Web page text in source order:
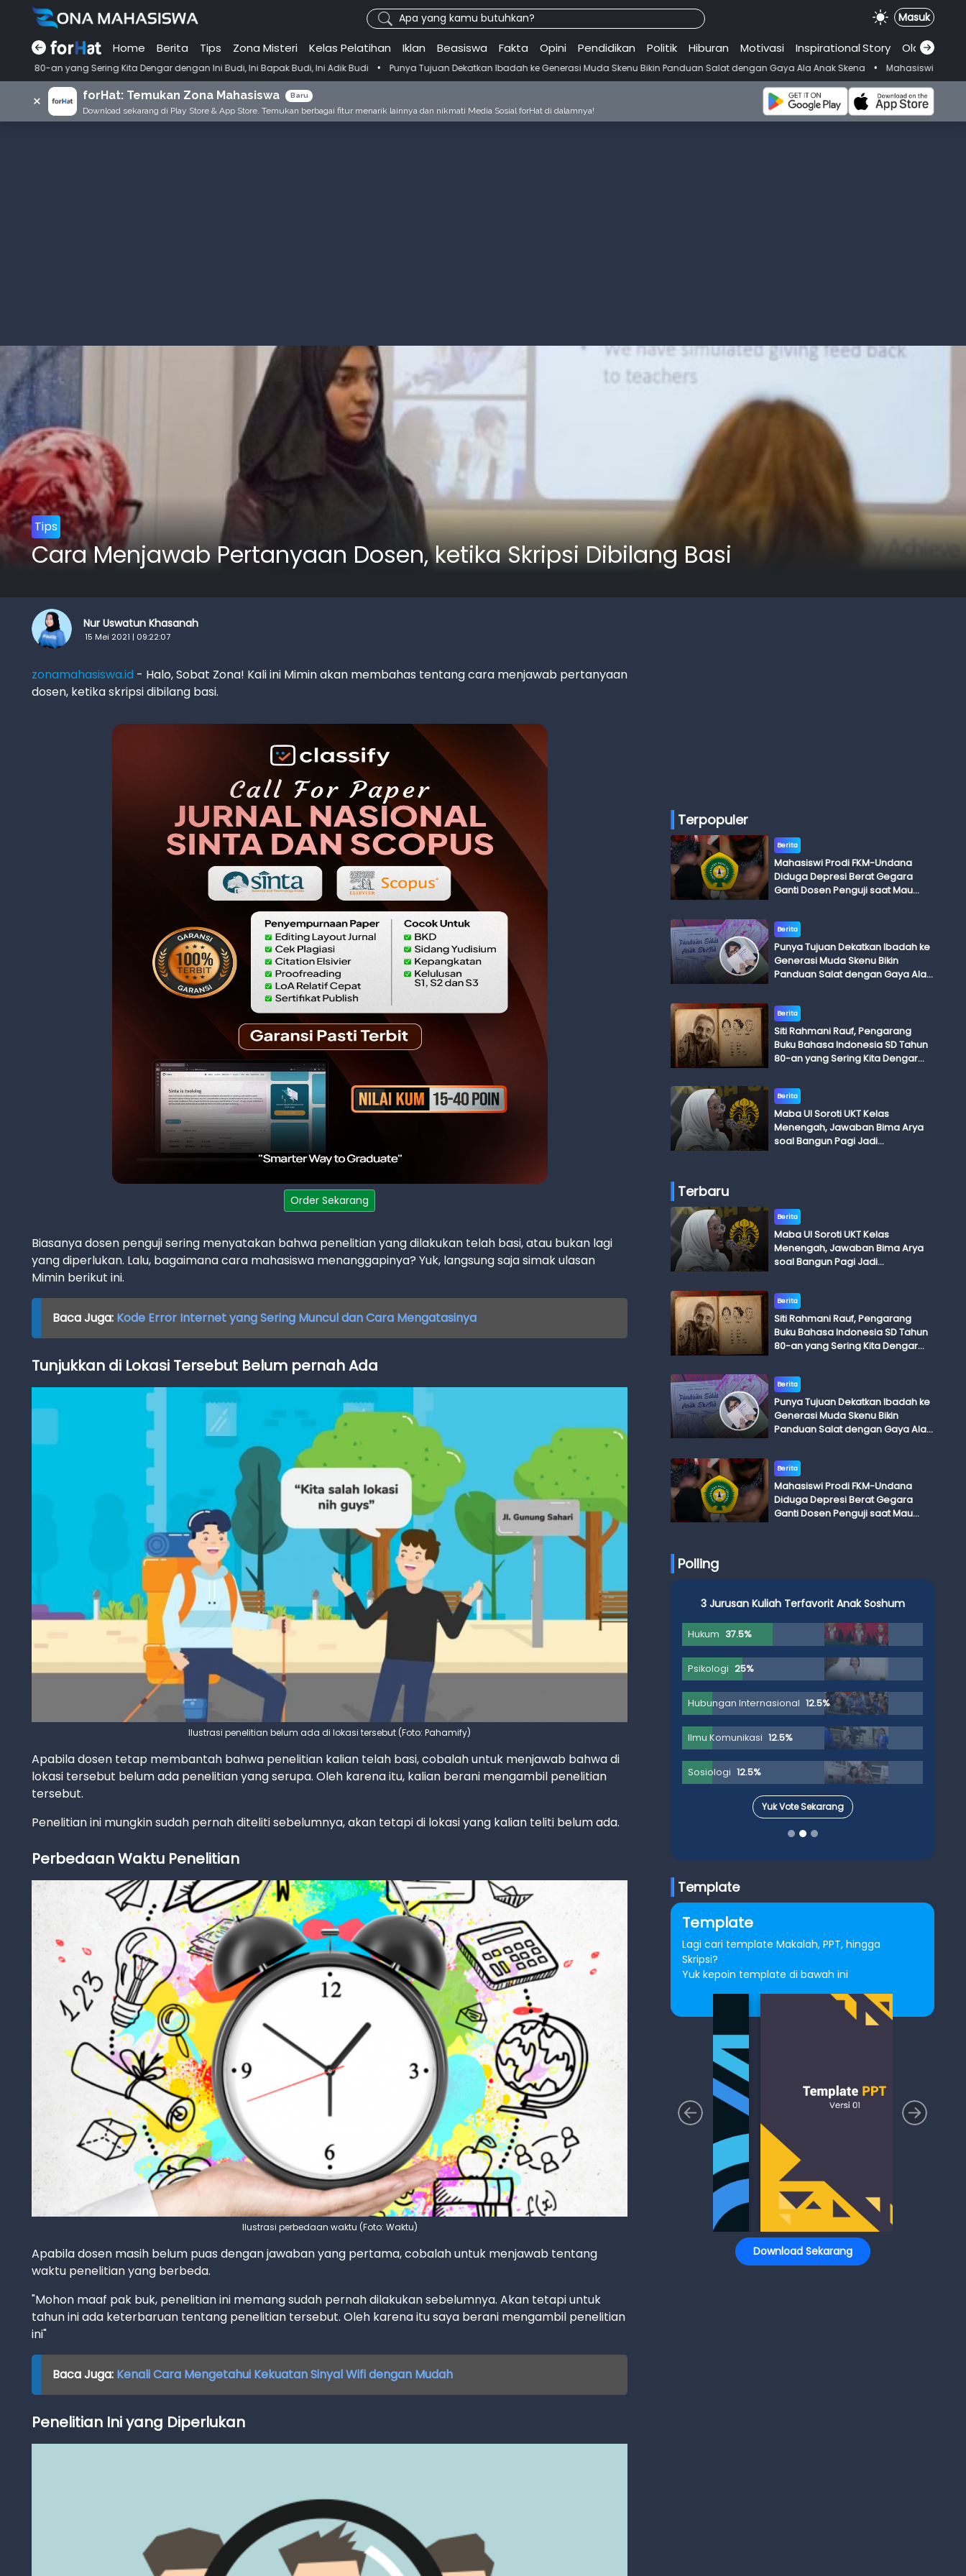
Apa yang kamu butuhkan? Masuk
Home Berita Tips Zona Misteri Kelas Pelatihan Iklan Beasiswa Fakta Opini Pendidikan Politik Hiburan Motivasi Inspirational.Story Olahraga
Sering Kita Dengar dengan Ini Budi, Ini Bapak Budi, Ini Adik Budi • Punya Tujuan Dekatkan Ibadah ke Generasi Muda Skenu Bikin Panduan Salat dengan Gaya Ala Anak Skena • Mahasiswi Prodi FKM-Undana
× forHat: Temukan Zona Mahasiswa Baru
Download sekarang di Play Store & App Store. Temukan berbagai fitur menarik lainnya dan nikmati Media Sosial forHat di dalamnya!
Tips
Cara Menjawab Pertanyaan Dosen, ketika Skripsi Dibilang Basi
Nur Uswatun Khasanah
15 Mei 2021 | 09:22:07
zonamahasiswa.id - Halo, Sobat Zona! Kali ini Mimin akan membahas tentang cara menjawab pertanyaan
dosen, ketika skripsi dibilang basi.
Order Sekarang
Biasanya dosen penguji sering menyatakan bahwa penelitian yang dilakukan telah basi, atau bukan lagi
yang diperlukan. Lalu, bagaimana cara mahasiswa menanggapinya? Yuk, langsung saja simak ulasan
Mimin berikut ini.
Baca Juga: Kode Error Internet yang Sering Muncul dan Cara Mengatasinya
Tunjukkan di Lokasi Tersebut Belum pernah Ada
Ilustrasi penelitian belum ada di lokasi tersebut (Foto: Pahamify)
Apabila dosen tetap membantah bahwa penelitian kalian telah basi, cobalah untuk menjawab bahwa di
lokasi tersebut belum ada penelitian yang serupa. Oleh karena itu, kalian berani mengambil penelitian
tersebut.
Penelitian ini mungkin sudah pernah diteliti sebelumnya, akan tetapi di lokasi yang kalian teliti belum ada.
Perbedaan Waktu Penelitian
Ilustrasi perbedaan waktu (Foto: Waktu)
Apabila dosen masih belum puas dengan jawaban yang pertama, cobalah untuk menjawab tentang
waktu penelitian yang berbeda.
"Mohon maaf pak buk, penelitian ini memang sudah pernah dilakukan sebelumnya. Akan tetapi untuk
tahun ini ada keterbaruan tentang penelitian tersebut. Oleh karena itu saya berani mengambil penelitian
ini"
Baca Juga: Kenali Cara Mengetahui Kekuatan Sinyal Wifi dengan Mudah
Penelitian Ini yang Diperlukan
Terpopuler
Berita
Mahasiswi Prodi FKM-Undana
Diduga Depresi Berat Gegara
Ganti Dosen Penguji saat Mau
Berita
Punya Tujuan Dekatkan Ibadah ke
Generasi Muda Skenu Bikin
Panduan Salat dengan Gaya Ala
Berita
Siti Rahmani Rauf, Pengarang
Buku Bahasa Indonesia SD Tahun
80-an yang Sering Kita Dengar
Adik Budi
Berita
Maba UI Soroti UKT Kelas
Menengah, Jawaban Bima Arya
soal Bangun Pagi Jadi
Terbaru
Berita
Maba UI Soroti UKT Kelas
Menengah, Jawaban Bima Arya
soal Bangun Pagi Jadi
Berita
Siti Rahmani Rauf, Pengarang
Buku Bahasa Indonesia SD Tahun
80-an yang Sering Kita Dengar
Adik Budi
Berita
Punya Tujuan Dekatkan Ibadah ke
Generasi Muda Skenu Bikin
Panduan Salat dengan Gaya Ala
Berita
Mahasiswi Prodi FKM-Undana
Diduga Depresi Berat Gegara
Ganti Dosen Penguji saat Mau
Polling
3 Jurusan Kuliah Terfavorit Anak Soshum
Hukum 37.5%
Psikologi 25%
Hubungan Internasional 12.5%
Ilmu Komunikasi 12.5%
Sosiologi 12.5%
Yuk Vote Sekarang
Template
Template
Lagi cari template Makalah, PPT, hingga
Skripsi?
Yuk kepoin template di bawah ini
Download Sekarang